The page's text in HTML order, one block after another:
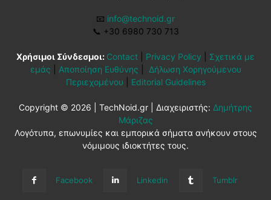
📧 info@technoid.gr
📞 +30 6980 730 713
Χρήσιμοι Σύνδεσμοι: Contact Privacy Policy
Σχετικά με
εμάς
Αποποίηση Ευθύνης
Δήλωση Χορηγούμενου
Περιεχομένου
Editorial Guidelines
Copyright © 2026 | TechNoid.gr | Διαχειριστής: Δημήτρης
Μάριζας
Λογότυπα, επωνυμίες και εμπορικά σήματα ανήκουν στους
νόμιμους ιδιοκτήτες τους.
Facebook Linkedin Tumblr